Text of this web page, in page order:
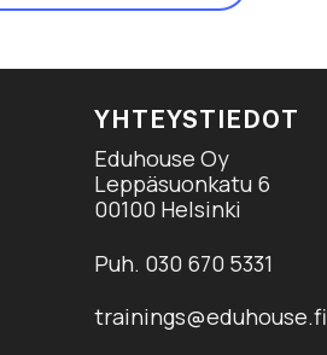
YHTEYSTIEDOT
Eduhouse Oy
Leppäsuonkatu 6
00100 Helsinki
Puh. 030 670 5331
trainings@eduhouse.fi